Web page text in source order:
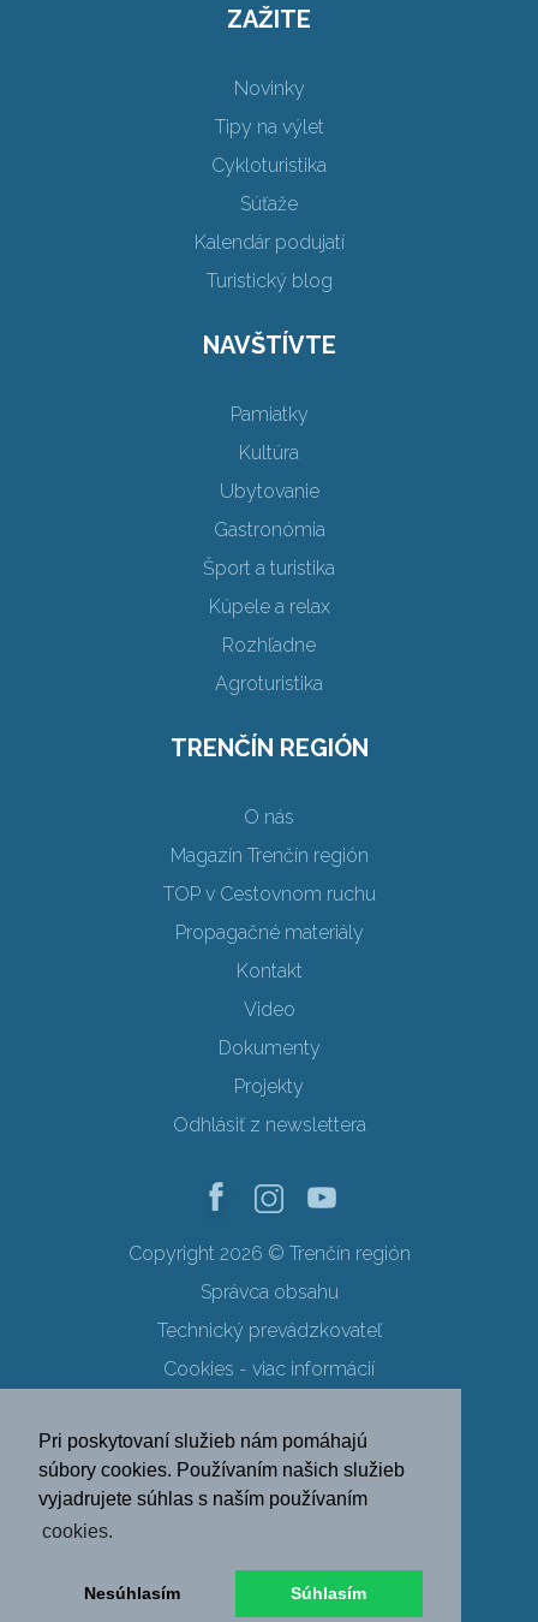
Pri poskytovaní služieb nám pomáhajú
súbory cookies. Používaním našich služieb
vyjadrujete súhlas s naším používaním
cookies.
Nesúhlasím Súhlasím
ZAŽITE
Novinky
Tipy na výlet
Cykloturistika
Súťaže
Kalendár podujatí
Turistický blog
NAVŠTÍVTE
Pamiatky
Kultúra
Ubytovanie
Gastronómia
Šport a turistika
Kúpele a relax
Rozhľadne
Agroturistika
TRENČÍN REGIÓN
O nás
Magazín Trenčín región
TOP v Cestovnom ruchu
Propagačné materiály
Kontakt
Video
Dokumenty
Projekty
Odhlásiť z newslettera
Copyright 2026 © Trenčín región
Správca obsahu
Technický prevádzkovateľ
Cookies - viac informácií
Ochrana osobných údajov
SK EN DE
PL